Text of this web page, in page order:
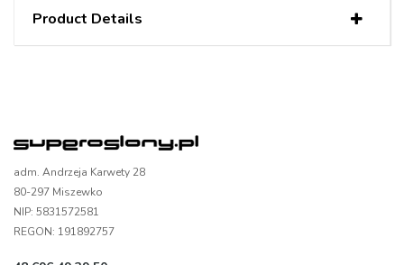
Product Details
adm. Andrzeja Karwety 28
80-297 Miszewko
NIP: 5831572581
REGON: 191892757